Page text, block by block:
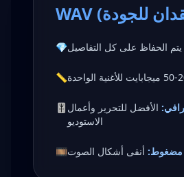
💎يتم الحفاظ على كل التفاصيل
📏
🎚️ الأفضل للتحرير وأعمال
الاستوديو
🎞️ مضغوط: أنقى أشكال الصوت